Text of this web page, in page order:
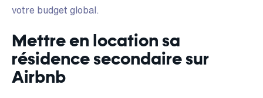
votre budget global.
Mettre en location sa
résidence secondaire sur
Airbnb